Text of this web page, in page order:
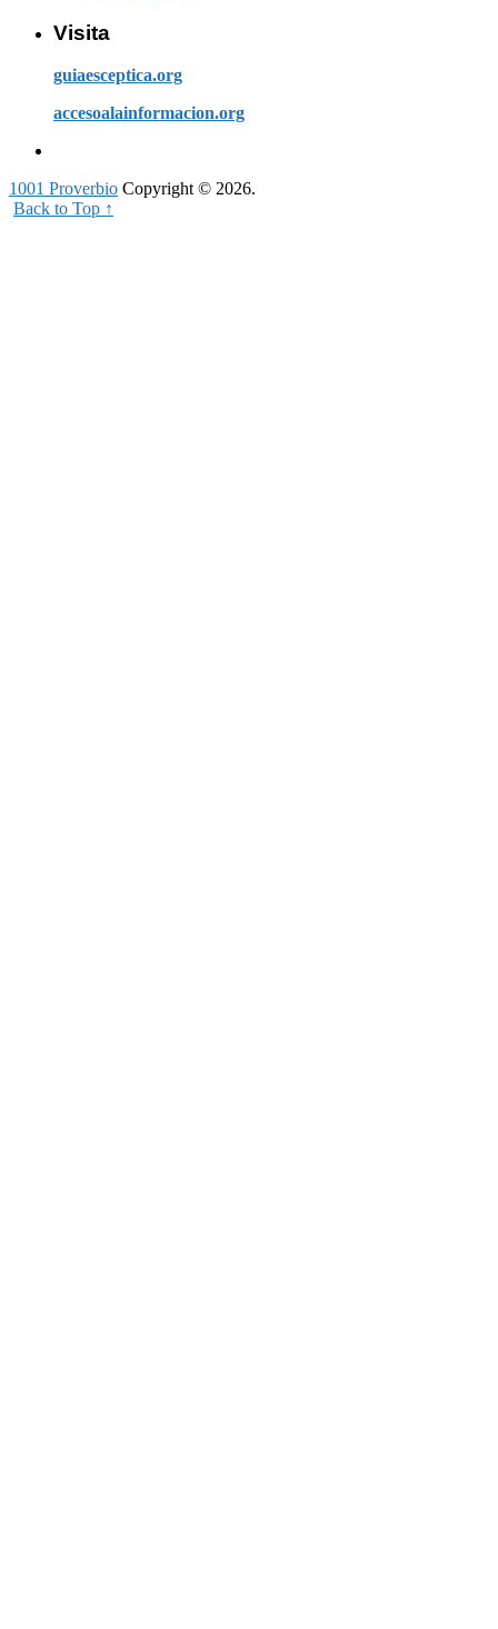
Visita
guiaesceptica.org
accesoalainformacion.org
1001 Proverbio Copyright © 2026.
Back to Top ↑